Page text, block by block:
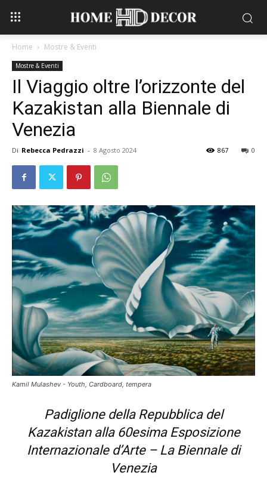
Home Mostre & Eventi
Mostre & Eventi
Il Viaggio oltre l’orizzonte del
Kazakistan alla Biennale di
Venezia
Di Rebecca Pedrazzi - 8 Agosto 2024 0
867
Kamil Mulashev - Youth, Cardboard, tempera
Padiglione della Repubblica del
Kazakistan alla 60esima Esposizione
Internazionale d’Arte – La Biennale di
Venezia